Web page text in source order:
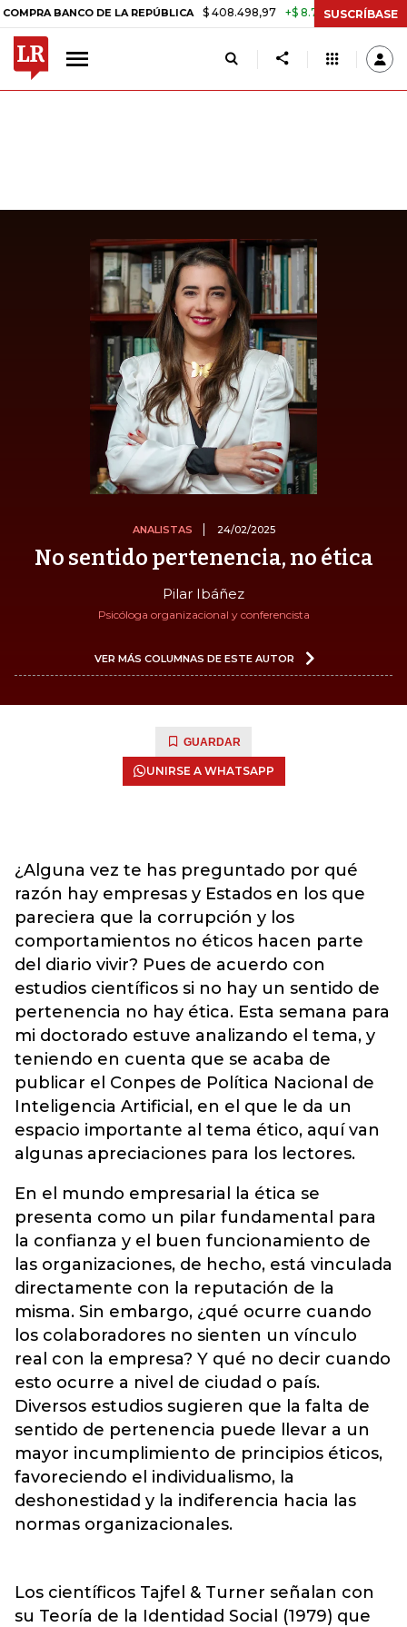
BANCO DE LA REPÚBLICA $ 408.498,97 +$ 8.753,81 +2,19%
SUSCRÍBASE
ANALISTAS 24/02/2025
No sentido pertenencia, no ética
Pilar Ibáñez
Psicóloga organizacional y conferencista
VER MÁS COLUMNAS DE ESTE AUTOR
GUARDAR
UNIRSE A WHATSAPP
¿Alguna vez te has preguntado por qué
razón hay empresas y Estados en los que
pareciera que la corrupción y los
comportamientos no éticos hacen parte
del diario vivir? Pues de acuerdo con
estudios científicos si no hay un sentido de
pertenencia no hay ética. Esta semana para
mi doctorado estuve analizando el tema, y
teniendo en cuenta que se acaba de
publicar el Conpes de Política Nacional de
Inteligencia Artificial, en el que le da un
espacio importante al tema ético, aquí van
algunas apreciaciones para los lectores.
En el mundo empresarial la ética se
presenta como un pilar fundamental para
la confianza y el buen funcionamiento de
las organizaciones, de hecho, está vinculada
directamente con la reputación de la
misma. Sin embargo, ¿qué ocurre cuando
los colaboradores no sienten un vínculo
real con la empresa? Y qué no decir cuando
esto ocurre a nivel de ciudad o país.
Diversos estudios sugieren que la falta de
sentido de pertenencia puede llevar a un
mayor incumplimiento de principios éticos,
favoreciendo el individualismo, la
deshonestidad y la indiferencia hacia las
normas organizacionales.
Los científicos Tajfel & Turner señalan con
su Teoría de la Identidad Social (1979) que